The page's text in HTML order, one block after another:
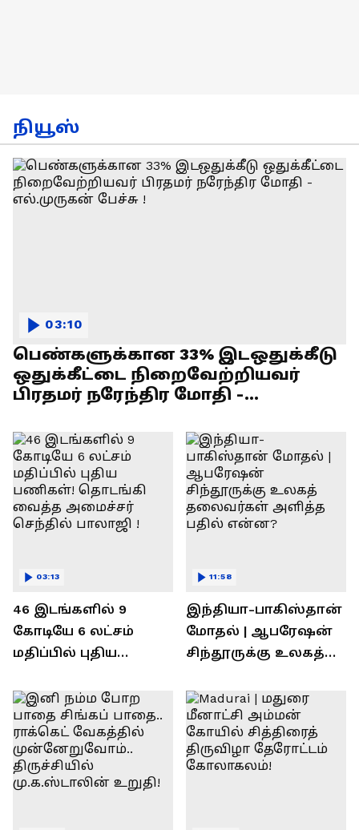
நியூஸ்
பெண்களுக்கான 33% இடஒதுக்கீடு
ஒதுக்கீட்டை நிறைவேற்றியவர்
பிரதமர் நரேந்திர மோதி -
03:10
46 இடங்களில் 9
கோடியே 6 லட்சம்
மதிப்பில் புதிய
வைத்த அமைச்சர்
செந்தில் பாலாஜி !
03:13
இந்தியா-பாகிஸ்தான்
மோதல் | ஆபரேஷன்
சிந்தூருக்கு உலகத்
பதில் என்ன?
11:58